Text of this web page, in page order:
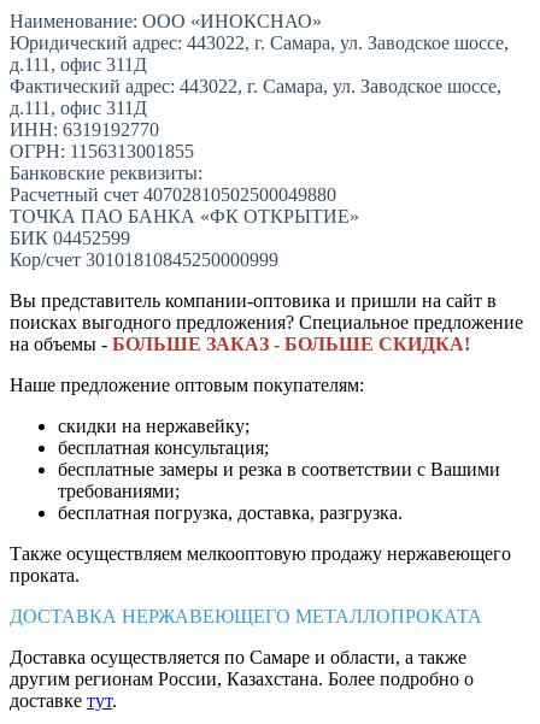
Наименование: ООО «ИНОКСНАО»
Юридический адрес: 443022, г. Самара, ул. Заводское шоссе,
д.111, офис 311Д
Фактический адрес: 443022, г. Самара, ул. Заводское шоссе,
д.111, офис 311Д
ИНН: 6319192770
ОГРН: 1156313001855
Банковские реквизиты:
Расчетный счет 40702810502500049880
ТОЧКА ПАО БАНКА «ФК ОТКРЫТИЕ»
БИК 04452599
Кор/счет 30101810845250000999
Вы представитель компании-оптовика и пришли на сайт в
поисках выгодного предложения? Специальное предложение
на объемы - БОЛЬШЕ ЗАКАЗ - БОЛЬШЕ СКИДКА!
Наше предложение оптовым покупателям:
скидки на нержавейку;
бесплатная консультация;
бесплатные замеры и резка в соответствии с Вашими
требованиями;
бесплатная погрузка, доставка, разгрузка.
Также осуществляем мелкооптовую продажу нержавеющего
проката.
ДОСТАВКА НЕРЖАВЕЮЩЕГО МЕТАЛЛОПРОКАТА
Доставка осуществляется по Самаре и области, а также
другим регионам России, Казахстана. Более подробно о
доставке тут.